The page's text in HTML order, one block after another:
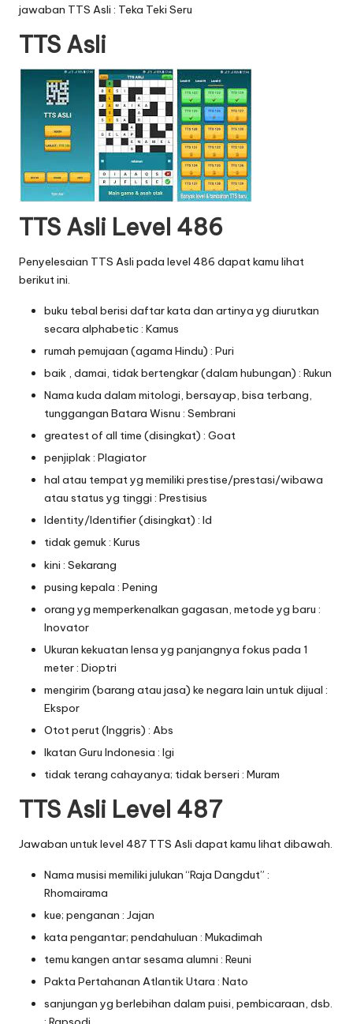
jawaban TTS Asli : Teka Teki Seru
TTS Asli
TTS Asli Level 486
Penyelesaian TTS Asli pada level 486 dapat kamu lihat
berikut ini.
buku tebal berisi daftar kata dan artinya yg diurutkan
secara alphabetic : Kamus
rumah pemujaan (agama Hindu) : Puri
baik , damai, tidak bertengkar (dalam hubungan) : Rukun
Nama kuda dalam mitologi, bersayap, bisa terbang,
tunggangan Batara Wisnu : Sembrani
greatest of all time (disingkat) : Goat
penjiplak : Plagiator
hal atau tempat yg memiliki prestise/prestasi/wibawa
atau status yg tinggi : Prestisius
Identity/Identifier (disingkat) : Id
tidak gemuk : Kurus
kini : Sekarang
pusing kepala : Pening
orang yg memperkenalkan gagasan, metode yg baru :
Inovator
Ukuran kekuatan lensa yg panjangnya fokus pada 1
meter : Dioptri
mengirim (barang atau jasa) ke negara lain untuk dijual :
Ekspor
Otot perut (Inggris) : Abs
Ikatan Guru Indonesia : Igi
tidak terang cahayanya; tidak berseri : Muram
TTS Asli Level 487
Jawaban untuk level 487 TTS Asli dapat kamu lihat dibawah.
Nama musisi memiliki julukan “Raja Dangdut” :
Rhomairama
kue; penganan : Jajan
kata pengantar; pendahuluan : Mukadimah
temu kangen antar sesama alumni : Reuni
Pakta Pertahanan Atlantik Utara : Nato
sanjungan yg berlebihan dalam puisi, pembicaraan, dsb.